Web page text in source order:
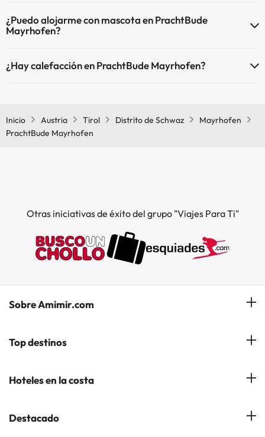
¿Puedo alojarme con mascota en PrachtBude
Mayrhofen?
¿Hay calefacción en PrachtBude Mayrhofen?
Inicio Austria Tirol Distrito de Schwaz
Mayrhofen
PrachtBude Mayrhofen
Otras iniciativas de éxito del grupo "Viajes Para Ti"
Sobre Amimir.com
¿Quiénes somos?
Gestionar mi reserva
Top destinos
Hoteles en Salou
Hoteles en Andorra la Vella
Hoteles en la costa
Hoteles en la Costa Azahar
Destacado